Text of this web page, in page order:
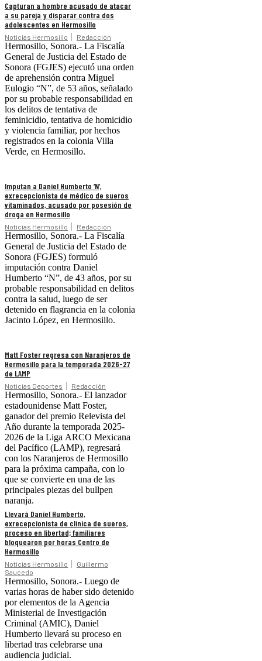
Capturan a hombre acusado de atacar
a su pareja y disparar contra dos
adolescentes en Hermosillo
Noticias Hermosillo Redacción
Hermosillo, Sonora.- La Fiscalía
General de Justicia del Estado de
Sonora (FGJES) ejecutó una orden
de aprehensión contra Miguel
Eulogio “N”, de 53 años, señalado
por su probable responsabilidad en
los delitos de tentativa de
feminicidio, tentativa de homicidio
y violencia familiar, por hechos
registrados en la colonia Villa
Verde, en Hermosillo.
Imputan a Daniel Humberto ‘N’,
exrecepcionista de médico de sueros
vitaminados, acusado por posesión de
droga en Hermosillo
Noticias Hermosillo Redacción
Hermosillo, Sonora.- La Fiscalía
General de Justicia del Estado de
Sonora (FGJES) formuló
imputación contra Daniel
Humberto “N”, de 43 años, por su
probable responsabilidad en delitos
contra la salud, luego de ser
detenido en flagrancia en la colonia
Jacinto López, en Hermosillo.
Matt Foster regresa con Naranjeros de
Hermosillo para la temporada 2026-27
de LAMP
Noticias Deportes Redacción
Hermosillo, Sonora.- El lanzador
estadounidense Matt Foster,
ganador del premio Relevista del
Año durante la temporada 2025-
2026 de la Liga ARCO Mexicana
del Pacífico (LAMP), regresará
con los Naranjeros de Hermosillo
para la próxima campaña, con lo
que se convierte en una de las
principales piezas del bullpen
naranja.
Llevará Daniel Humberto,
exrecepcionista de clínica de sueros,
proceso en libertad; familiares
bloquearon por horas Centro de
Hermosillo
Noticias Hermosillo
Guillermo
Saucedo
Hermosillo, Sonora.- Luego de
varias horas de haber sido detenido
por elementos de la Agencia
Ministerial de Investigación
Criminal (AMIC), Daniel
Humberto llevará su proceso en
libertad tras celebrarse una
audiencia judicial.